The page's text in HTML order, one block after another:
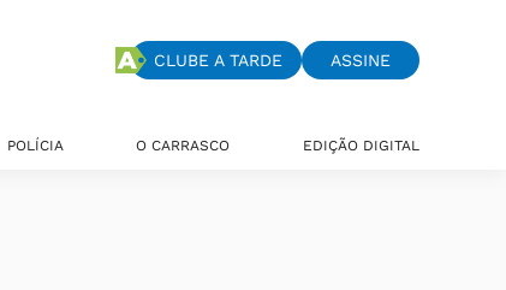
CLUBE A TARDE ASSINE
POLÍCIA O CARRASCO EDIÇÃO DIGITAL